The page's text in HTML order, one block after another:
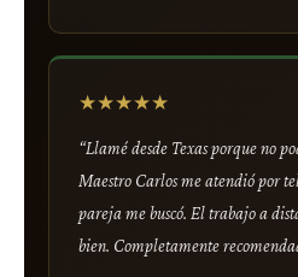
★★★★★
“Llamé desde Texas porque no
Maestro Carlos me atendió por
pareja me buscó. El trabajo a
bien. Completamente